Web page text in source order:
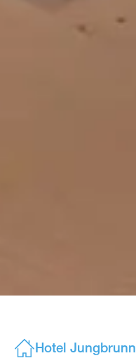
Hotel Jungbrunn